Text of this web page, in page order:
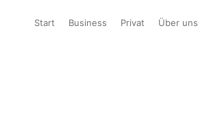
Start Business Privat Über uns